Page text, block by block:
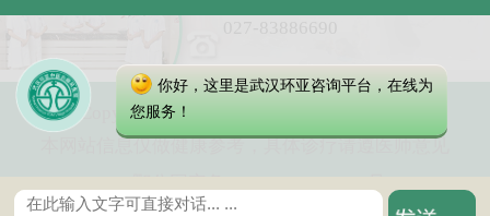
Copyright 2023 武汉环亚中医白癜风医院
本网站信息仅做健康参考，具体诊疗请遵医师意见
你好，这里是武汉环亚咨询平台，在线为
您服务！